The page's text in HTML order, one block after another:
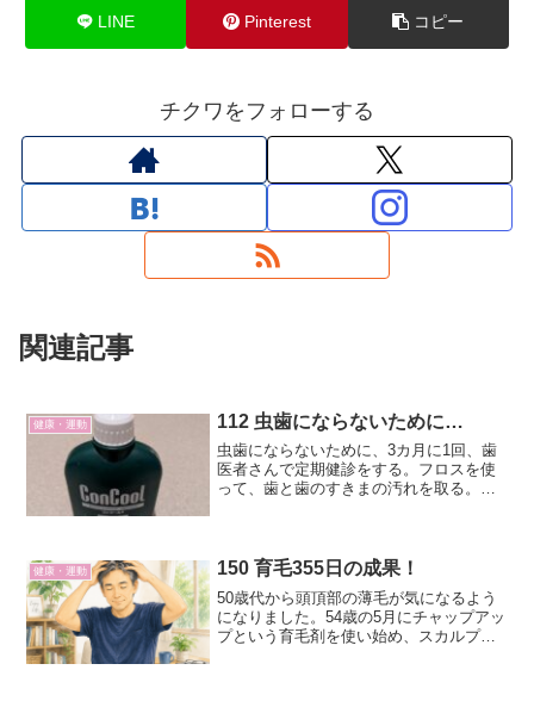
LINE Pinterest コピー
チクワをフォローする
関連記事
健康・運動 112 虫歯にならないために…
虫歯にならないために、3カ月に1回、歯
医者さんで定期健診をする。フロスを使
って、歯と歯のすきまの汚れを取る。そ
健康・運動 150 育毛355日の成果！
50歳代から頭頂部の薄毛が気になるよう
になりました。54歳の5月にチャップアッ
プという育毛剤を使い始め、スカルプ